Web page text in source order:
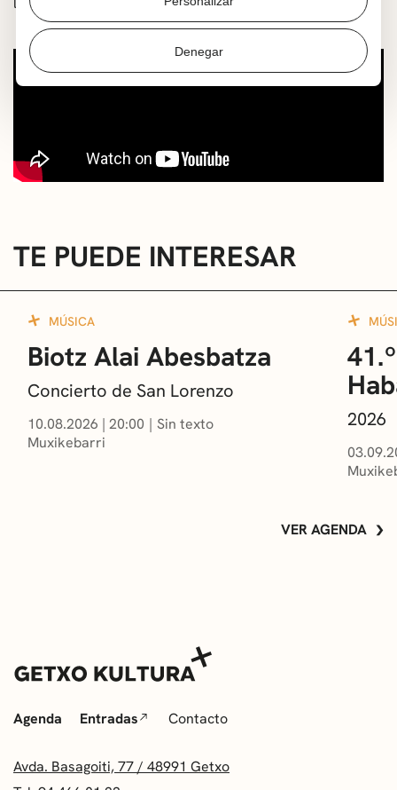
Denegar
TE PUEDE INTERESAR
MÚSICA
Biotz Alai Abesbatza
Concierto de San Lorenzo
10.08.2026 | 20:00
Sin texto
Muxikebarri
2026
VER AGENDA
Agenda Entradas Contacto
Avda. Basagoiti, 77 / 48991 Getxo